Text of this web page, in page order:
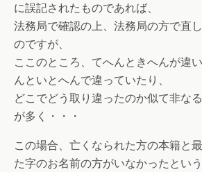
に誤記されたものであれば、
法務局で確認の上、法務局の方で直
のですが、
ここのところ、てへんときへんが違
んといとへんで違っていたり、
どこでどう取り違ったのか似て非な
が多く・・・
この場合、亡くなられた方の本籍と
た字のお名前の方がいなかったとい